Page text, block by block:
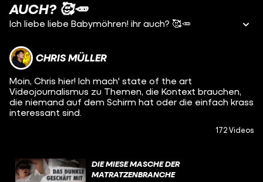
AUCH? 🥰🥕
Ich liebe liebe Babymöhren! ihr auch? 🥰🥕
CHRIS MÜLLER
Moin, Chris hier! Ich mach' state of the art
Videojournalismus zu Themen, die Kontext brauchen,
die niemand auf dem Schirm hat oder die einfach krass
interessant sind.
172 Videos
DIE MIESE MASCHE DER
MATRATZENBRANCHE